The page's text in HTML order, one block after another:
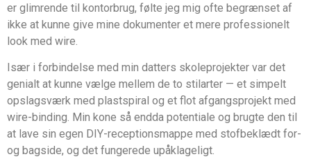
er glimrende til kontorbrug, følte jeg mig ofte begrænset af
ikke at kunne give mine dokumenter et mere professionelt
look med wire.
Især i forbindelse med min datters skoleprojekter var det
genialt at kunne vælge mellem de to stilarter — et simpelt
opslagsværk med plastspiral og et flot afgangsprojekt med
wire-binding. Min kone så endda potentiale og brugte den til
at lave sin egen DIY-receptionsmappe med stofbeklædt for-
og bagside, og det fungerede upåklageligt.